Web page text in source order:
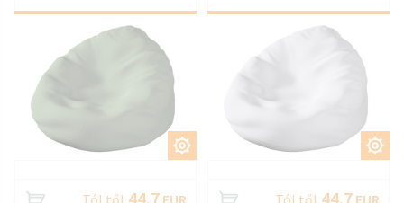
TESTRESZAB
Tól től 44.7 EUR
TESTRESZAB
Tól től 44.7 EUR